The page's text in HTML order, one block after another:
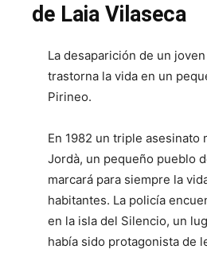
de Laia Vilaseca
La desaparición de un
trastorna la vida en un
Pirineo.
En 1982 un triple asesinato
Jordà, un pequeño pueblo
marcará para siempre la
habitantes. La policía
en la isla del Silencio, un
había sido protagonista de